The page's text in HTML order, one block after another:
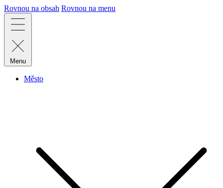
Rovnou na obsah Rovnou na menu
Menu
Město